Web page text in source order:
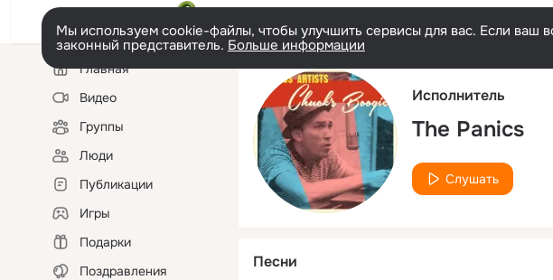
Мы используем cookie-файлы, чтобы улучшить сервисы для вас. Если ваш
законный представитель. Больше информации
Левая
колонкаГлавная
Видео
Группы
Люди
Публикации
Игры
Подарки
Поздравления
Исполнитель
The Panics
Слушать
Песни